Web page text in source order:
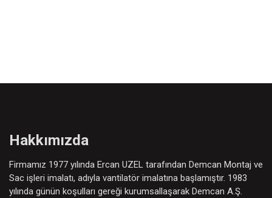
Hakkımızda
Firmamız 1977 yılında Ercan UZEL tarafından Demcan Montaj ve
Sac işleri imalatı, adıyla vantilatör imalatına başlamıştır. 1983
yılında günün koşulları gereği kurumsallaşarak Demcan A.Ş.